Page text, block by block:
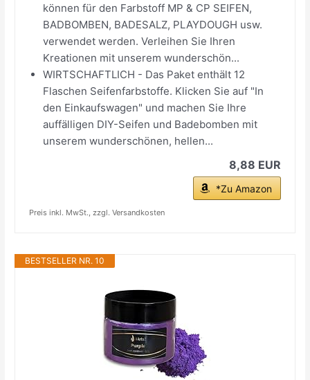
können für den Farbstoff MP & CP SEIFEN,
BADBOMBEN, BADESALZ, PLAYDOUGH usw.
verwendet werden. Verleihen Sie Ihren
Kreationen mit unserem wunderschön...
WIRTSCHAFTLICH - Das Paket enthält 12
Flaschen Seifenfarbstoffe. Klicken Sie auf "In
den Einkaufswagen" und machen Sie Ihre
auffälligen DIY-Seifen und Badebomben mit
unserem wunderschönen, hellen...
8,88 EUR
*Zu Amazon
Preis inkl. MwSt., zzgl. Versandkosten
BESTSELLER NR. 10